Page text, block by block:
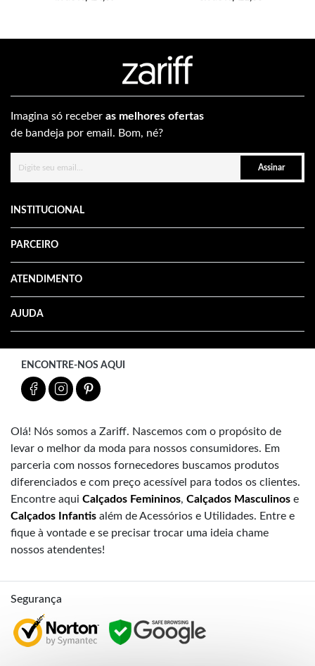
Imagina só receber as melhores ofertas
de bandeja por email. Bom, né?
Assinar
INSTITUCIONAL
PARCEIRO
ATENDIMENTO
AJUDA
ENCONTRE-NOS AQUI
Olá! Nós somos a Zariff. Nascemos com o propósito de
levar o melhor da moda para nossos consumidores. Em
parceria com nossos fornecedores buscamos produtos
diferenciados e com preço acessível para todos os clientes.
Encontre aqui Calçados Femininos, Calçados Masculinos e
Calçados Infantis além de Acessórios e Utilidades. Entre e
fique à vontade e se precisar trocar uma ideia chame
nossos atendentes!
Segurança